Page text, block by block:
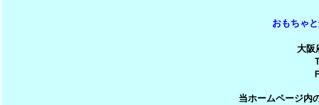
おもちゃ
大阪
当ホームページ内